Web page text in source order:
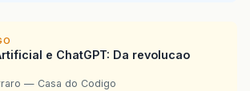
e ChatGPT: Da revolucao
— Casa do Codigo